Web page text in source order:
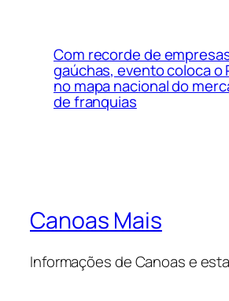
Com recorde de
gaúchas, evento coloca o
no mapa nacional do
de franquias
Canoas Mais
Informações de Canoas e